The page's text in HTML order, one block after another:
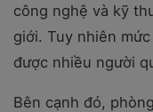
công nghệ và kỹ
giới. Tuy nhiên
được nhiều người
Bên cạnh đó,